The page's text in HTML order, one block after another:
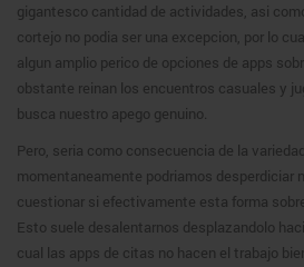
gigantesco cantidad de actividades, asi
cortejo no podia ser una excepcion, por lo
algun amplio perico de opciones de apps
obstante reinan los encuentros casuales y
busca nuestro apego genuino.
Pero, seria como consecuencia de la
momentaneamente podriamos desperdiciar
cuestionar si efectivamente esta forma
Esto suele desalentarnos desplazandolo
cual las apps de citas no hacen el trabajo